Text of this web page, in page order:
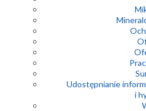
Udostępnianie
i